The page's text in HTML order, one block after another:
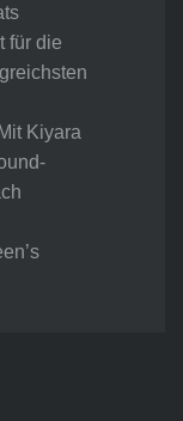
für die
Kiyara